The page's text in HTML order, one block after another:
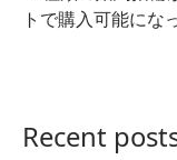
トで購入可能にな
Recent